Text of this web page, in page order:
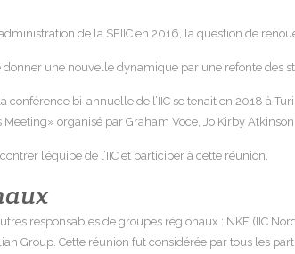
de la SFIIC en 2016, la question de
donner une nouvelle dynamique par une refonte des
conférence bi-annuelle de l’IIC se tenait en 2018 à
organisé par Graham Voce, Jo Kirby
l’équipe de l’IIC et participer à cette réunion.
responsables de groupes régionaux : NKF (IIC
Group. Cette réunion fut considérée par tous les